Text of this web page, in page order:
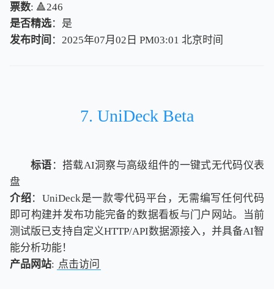
票数: 🔺246
是否精选：是
发布时间 ：2025年07月02日 PM03:01 北京时间
北京时间
7. UniDeck Beta
标语 ：搭载AI洞察与高级组件的一键式无代码仪表
盘
介绍：UniDeck是一款零代码平台，无需编写任何代码
即可构建并发布功能完备的数据看板与门户网站。当前
测试版已支持自定义HTTP/API数据源接入，并具备AI智
能分析功能！
产品网站: 点击访问